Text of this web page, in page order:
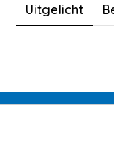
Uitgelicht